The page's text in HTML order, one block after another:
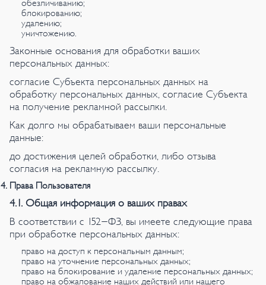
обезличиванию;
блокированию;
удалению;
уничтожению.
Законные основания для обработки ваших
персональных данных:
согласие Субъекта персональных данных на
обработку персональных данных, согласие Субъекта
на получение рекламной рассылки.
Как долго мы обрабатываем ваши персональные
данные:
до достижения целей обработки, либо отзыва
согласия на рекламную рассылку.
Права Пользователя
4.1. Общая информация о ваших правах
В соответствии с 152-ФЗ, вы имеете следующие права
при обработке персональных данных:
право на доступ к персональным данным;
право на уточнение персональных данных;
право на блокирование и удаление персональных данных;
право на обжалование наших действий или нашего